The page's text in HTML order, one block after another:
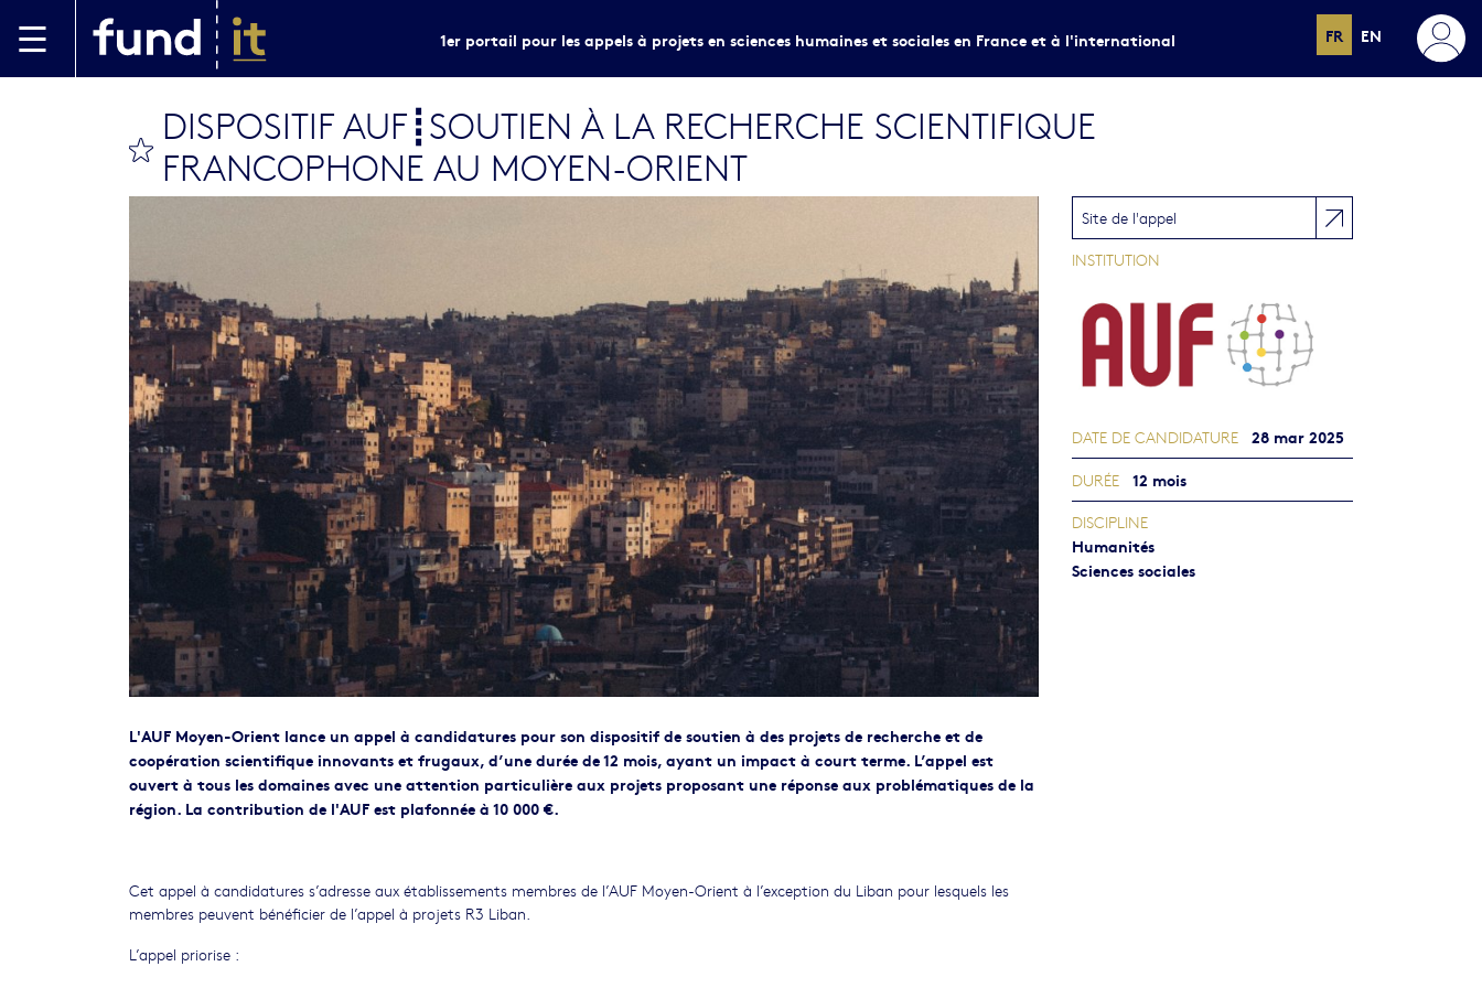
1er portail pour les appels à projets en sciences humaines et sociales en France et à l'international FR EN
DISPOSITIF AUF┋SOUTIEN À LA RECHERCHE SCIENTIFIQUE
FRANCOPHONE AU MOYEN-ORIENT
L'AUF Moyen-Orient lance un appel à candidatures pour son dispositif de soutien à des projets de recherche et de
coopération scientifique innovants et frugaux, d’une durée de 12 mois, ayant un impact à court terme. L’appel est
ouvert à tous les domaines avec une attention particulière aux projets proposant une réponse aux problématiques de la
région. La contribution de l'AUF est plafonnée à 10 000 €.
Cet appel à candidatures s’adresse aux établissements membres de l’AUF Moyen-Orient à l’exception du Liban pour lesquels les
membres peuvent bénéficier de l’appel à projets R3 Liban.
L’appel priorise :
Site de l'appel
INSTITUTION
DATE DE CANDIDATURE 28 mar 2025
DURÉE 12 mois
DISCIPLINE
Humanités
Sciences sociales